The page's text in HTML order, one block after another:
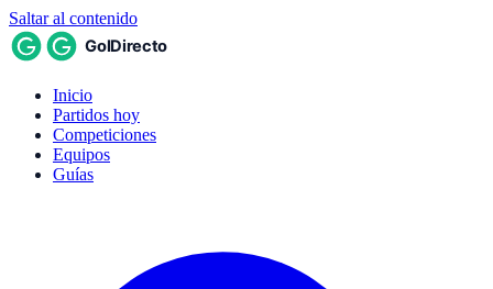
Saltar al contenido
Inicio
Partidos hoy
Competiciones
Equipos
Guías